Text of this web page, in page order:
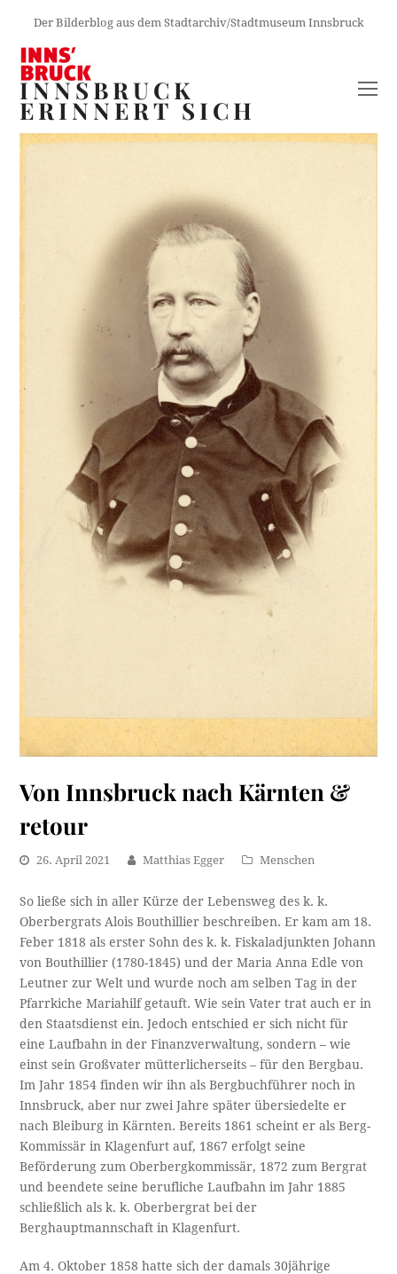
Der Bilderblog aus dem Stadtarchiv/Stadtmuseum Innsbruck
INNSBRUCK
ERINNERT SICH
Von Innsbruck nach Kärnten &
retour
26. April 2021 Matthias Egger Menschen
So ließe sich in aller Kürze der Lebensweg des k. k.
Oberbergrats Alois Bouthillier beschreiben. Er kam am 18.
Feber 1818 als erster Sohn des k. k. Fiskaladjunkten Johann
von Bouthillier (1780-1845) und der Maria Anna Edle von
Leutner zur Welt und wurde noch am selben Tag in der
Pfarrkiche Mariahilf getauft. Wie sein Vater trat auch er in
den Staatsdienst ein. Jedoch entschied er sich nicht für
eine Laufbahn in der Finanzverwaltung, sondern – wie
einst sein Großvater mütterlicherseits – für den Bergbau.
Im Jahr 1854 finden wir ihn als Bergbuchführer noch in
Innsbruck, aber nur zwei Jahre später übersiedelte er
nach Bleiburg in Kärnten. Bereits 1861 scheint er als Berg-
Kommissär in Klagenfurt auf, 1867 erfolgt seine
Beförderung zum Oberbergkommissär, 1872 zum Bergrat
und beendete seine berufliche Laufbahn im Jahr 1885
schließlich als k. k. Oberbergrat bei der
Berghauptmannschaft in Klagenfurt.
Am 4. Oktober 1858 hatte sich der damals 30jährige